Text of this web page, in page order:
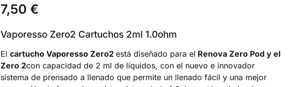
7,50 €
Vaporesso Zero2 Cartuchos 2ml 1.0ohm
El cartucho Vaporesso Zero2 está diseñado para el Renova Zero Pod y el
Zero 2con capacidad de 2 ml de líquidos, con el nuevo e innovador
sistema de prensado a llenado que permite un llenado fácil y una mejor